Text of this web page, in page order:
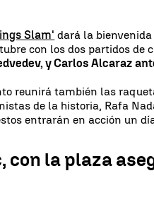
Slam' dará la
con los dos partidos
y Carlos Alcaraz
reunirá también las
de la historia, Rafa
entrarán en acción un
con la plaza